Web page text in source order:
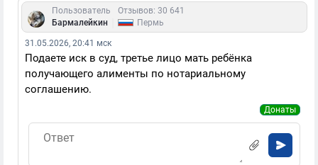
Пользователь
Отзывов: 30 641
Бармалейкин
Пермь
31.05.2026, 20:41 мск
Подаете иск в суд, третье лицо мать ребёнка
получающего алименты по нотариальному
соглашению.
Донаты